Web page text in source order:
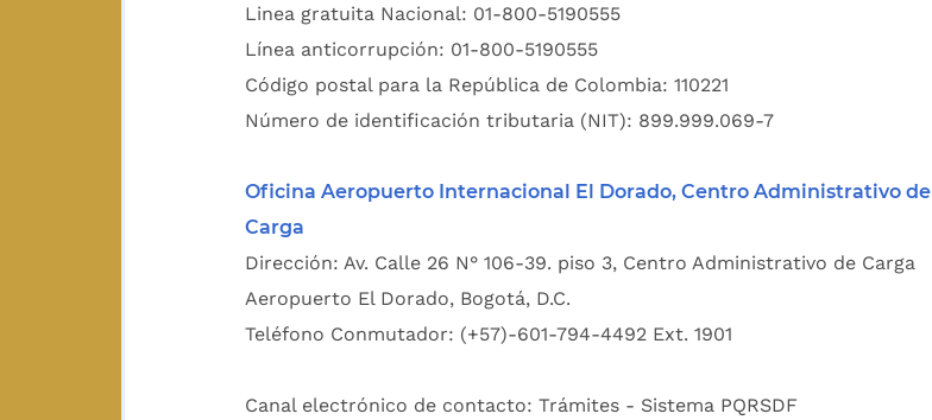
Linea gratuita Nacional: 01-800-5190555
Línea anticorrupción: 01-800-5190555
Código postal para la República de Colombia: 110221
Número de identificación tributaria (NIT): 899.999.069-7
Oficina Aeropuerto Internacional El Dorado, Centro Administrativo de
Carga
Dirección: Av. Calle 26 N° 106-39. piso 3, Centro Administrativo de Carga
Aeropuerto El Dorado, Bogotá, D.C.
Teléfono Conmutador: (+57)-601-794-4492 Ext. 1901
Canal electrónico de contacto: Trámites - Sistema PQRSDF